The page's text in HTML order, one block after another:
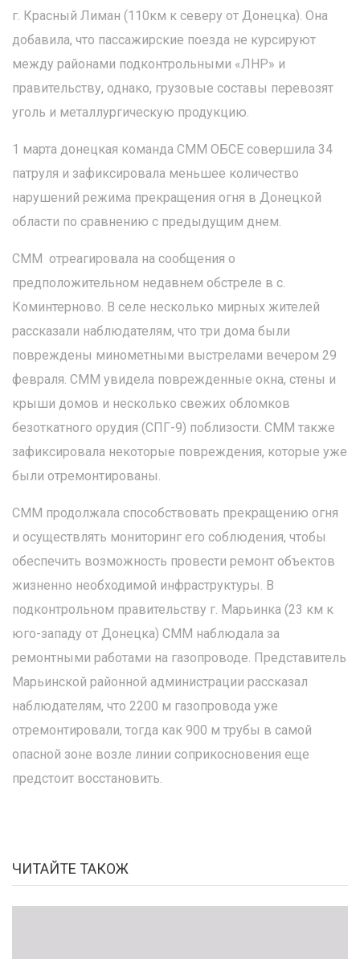
г. Красный Лиман (110км к северу от Донецка). Она
добавила, что пассажирские поезда не курсируют
между районами подконтрольными «ЛНР» и
правительству, однако, грузовые составы перевозят
уголь и металлургическую продукцию.
1 марта донецкая команда СММ ОБСЕ совершила 34
патруля и зафиксировала меньшее количество
нарушений режима прекращения огня в Донецкой
области по сравнению с предыдущим днем.
СММ отреагировала на сообщения о
предположительном недавнем обстреле в с.
Коминтерново. В селе несколько мирных жителей
рассказали наблюдателям, что три дома были
повреждены минометными выстрелами вечером 29
февраля. СММ увидела поврежденные окна, стены и
крыши домов и несколько свежих обломков
безоткатного орудия (СПГ-9) поблизости. СММ также
зафиксировала некоторые повреждения, которые уже
были отремонтированы.
СММ продолжала способствовать прекращению огня
и осуществлять мониторинг его соблюдения, чтобы
обеспечить возможность провести ремонт объектов
жизненно необходимой инфраструктуры. В
подконтрольном правительству г. Марьинка (23 км к
юго-западу от Донецка) СММ наблюдала за
ремонтными работами на газопроводе. Представитель
Марьинской районной администрации рассказал
наблюдателям, что 2200 м газопровода уже
отремонтировали, тогда как 900 м трубы в самой
опасной зоне возле линии соприкосновения еще
предстоит восстановить.
ЧИТАЙТЕ ТАКОЖ